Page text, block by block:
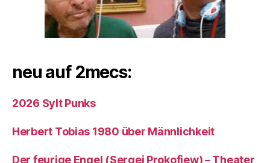
neu auf 2mecs:
2026 Sylt Punks
Herbert Tobias 1980 über Männlichkeit
Der feurige Engel (Sergej Prokofjew) – Theater